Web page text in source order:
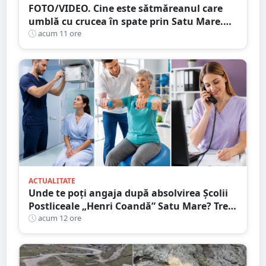
FOTO/VIDEO. Cine este sătmăreanul care
umblă cu crucea în spate prin Satu Mare.
De ce face acest gest
acum 11 ore
ACTUALITATE
Unde te poți angaja după absolvirea Școlii
Postliceale „Henri Coandă” Satu Mare? Trei
calificări medicale, numeroase oportunități
de carieră
acum 12 ore